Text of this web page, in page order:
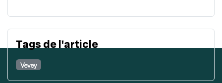
Tags de l'article
Vevey